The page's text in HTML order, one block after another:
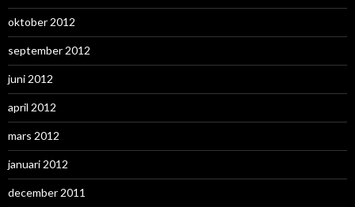
oktober 2012
september 2012
juni 2012
april 2012
mars 2012
januari 2012
december 2011